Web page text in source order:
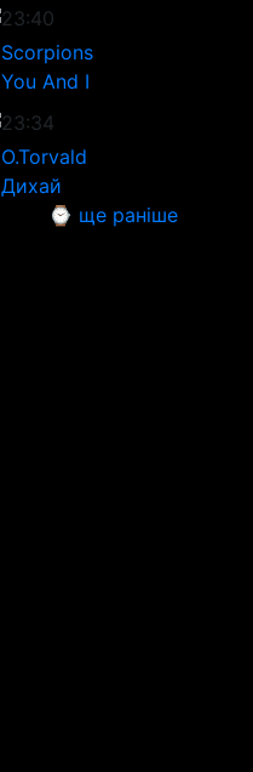
23:40
Scorpions
You And I
23:34
O.Torvald
Дихай
⌚ ще раніше